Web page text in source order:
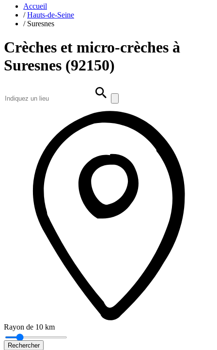
Accueil
/ Hauts-de-Seine
/ Suresnes
Crèches et micro-crèches à
Suresnes (92150)
Rayon de 10 km
Rechercher